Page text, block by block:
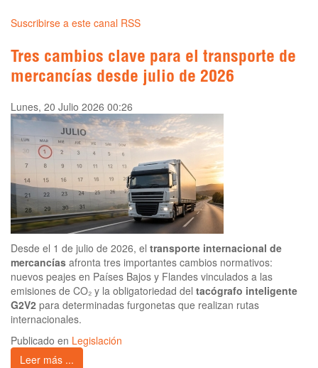
Suscribirse a este canal RSS
Tres cambios clave para el transporte de
mercancías desde julio de 2026
Lunes, 20 Julio 2026 00:26
Desde el 1 de julio de 2026, el transporte internacional de
mercancías afronta tres importantes cambios normativos:
nuevos peajes en Países Bajos y Flandes vinculados a las
emisiones de CO₂ y la obligatoriedad del tacógrafo inteligente
G2V2 para determinadas furgonetas que realizan rutas
internacionales.
Publicado en Legislación
Leer más ...